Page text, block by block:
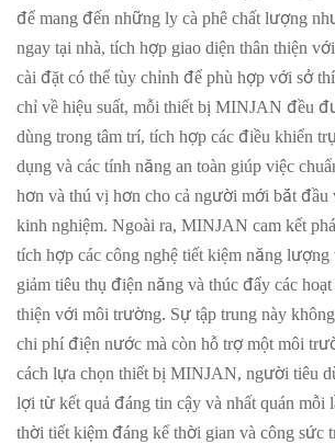
để mang đến những ly cà phê chất lượng
ngay tại nhà, tích hợp giao diện thân thiện
cài đặt có thể tùy chỉnh để phù hợp với sở
chỉ về hiệu suất, mỗi thiết bị MINJAN đều
dùng trong tâm trí, tích hợp các điều khiển
dụng và các tính năng an toàn giúp việc
hơn và thú vị hơn cho cả người mới bắt đầu
kinh nghiệm. Ngoài ra, MINJAN cam kết
tích hợp các công nghệ tiết kiệm năng lượng
giảm tiêu thụ điện năng và thúc đẩy các
thiện với môi trường. Sự tập trung này
chi phí điện nước mà còn hỗ trợ một môi
cách lựa chọn thiết bị MINJAN, người tiêu
lợi từ kết quả đáng tin cậy và nhất quán mỗi
thời tiết kiệm đáng kể thời gian và công sức